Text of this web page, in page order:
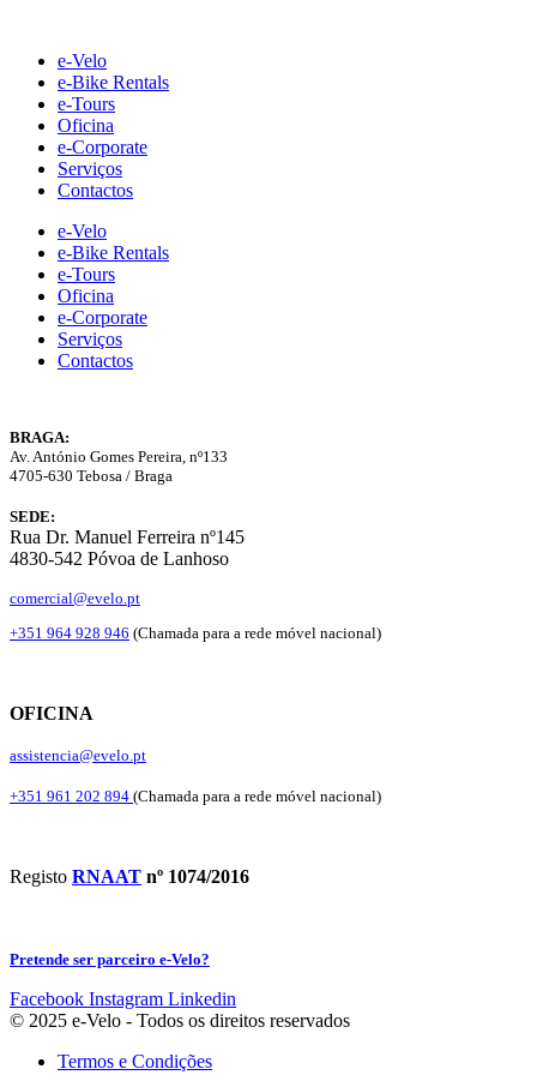
contente-Velo
e-Bike Rentals
e-Tours
Oficina
e-Corporate
Serviços
Contactos
e-Velo
e-Bike Rentals
e-Tours
Oficina
e-Corporate
Serviços
Contactos
BRAGA:
Av. António Gomes Pereira, nº133
4705-630 Tebosa / Braga
SEDE:
Rua Dr. Manuel Ferreira nº145
4830-542 Póvoa de Lanhoso
comercial@evelo.pt
+351 964 928 946 (Chamada para a rede móvel nacional)
OFICINA
assistencia@evelo.pt
+351 961 202 894 (Chamada para a rede móvel nacional)
Registo RNAAT nº 1074/2016
Pretende ser parceiro e-Velo?
Facebook Instagram Linkedin
© 2025 e-Velo - Todos os direitos reservados
Termos e Condições